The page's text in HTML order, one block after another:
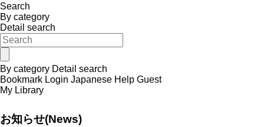
Search
By category
Detail search
By category Detail search
Bookmark Login Japanese Help Guest
My Library
お知らせ(News)